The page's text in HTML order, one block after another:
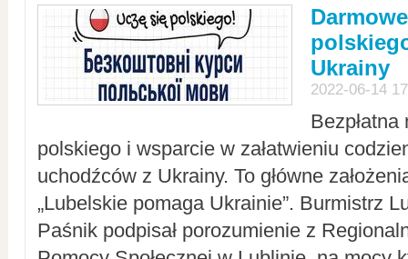
Ukrainy
2022-06-14
polskiego i wsparcie w załatwieniu
uchodźców z Ukrainy. To główne
„Lubelskie pomaga Ukrainie”. Burmistrz
Paśnik podpisał porozumienie z